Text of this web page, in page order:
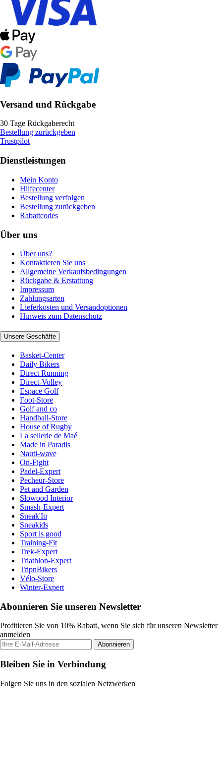
Versand und Rückgabe
30 Tage Rückgaberecht
Bestellung zurückgeben
Trustpilot
Dienstleistungen
Mein Konto
Hilfecenter
Bestellung verfolgen
Bestellung zurückgeben
Rabattcodes
Über uns
Über uns?
Kontaktieren Sie uns
Allgemeine Verkaufsbedingungen
Rückgabe & Erstattung
Impressum
Zahlungsarten
Lieferkosten und Versandoptionen
Hinweis zum Datenschutz
Unsere Geschäfte
Basket-Center
Daily Bikers
Direct Running
Direct-Volley
Espace Golf
Foot-Store
Golf and co
Handball-Store
House of Rugby
La sellerie de Maé
Made in Paradis
Nauti-wave
On-Fight
Padel-Expert
Pecheur-Store
Pet and Garden
Slowood Interior
Smash-Expert
Sneak'In
Sneakids
Sport is good
Training-Fit
Trek-Expert
Triathlon-Expert
TripnBikers
Vélo-Store
Winter-Expert
Abonnieren Sie unseren Newsletter
Profitieren Sie von 10% Rabatt, wenn Sie sich für unseren Newsletter
anmelden
Abonnieren
Bleiben Sie in Verbindung
Folgen Sie uns in den sozialen Netzwerken